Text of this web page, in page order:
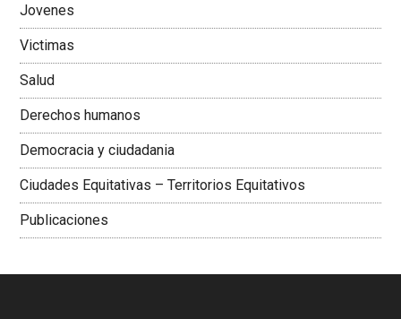
Jovenes
Victimas
Salud
Derechos humanos
Democracia y ciudadania
Ciudades Equitativas – Territorios Equitativos
Publicaciones